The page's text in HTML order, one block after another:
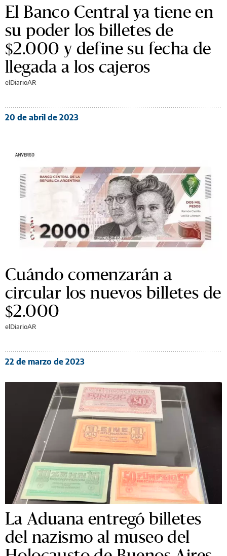
El Banco Central ya tiene en
su poder los billetes de
$2.000 y define su fecha de
llegada a los cajeros
elDiarioAR
20 de abril de 2023
Cuándo comenzarán a
circular los nuevos billetes de
$2.000
elDiarioAR
22 de marzo de 2023
La Aduana entregó billetes
del nazismo al museo del